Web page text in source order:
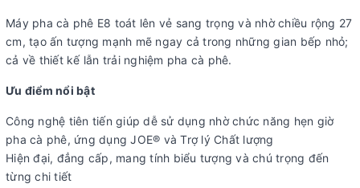
Máy pha cà phê E8 toát lên vẻ sang trọng và nhờ chiều rộng 27
cm, tạo ấn tượng mạnh mẽ ngay cả trong những gian bếp nhỏ;
cả về thiết kế lẫn trải nghiệm pha cà phê.
Ưu điểm nổi bật
Công nghệ tiên tiến giúp dễ sử dụng nhờ chức năng hẹn giờ
pha cà phê, ứng dụng JOE® và Trợ lý Chất lượng
Hiện đại, đẳng cấp, mang tính biểu tượng và chú trọng đến
từng chi tiết